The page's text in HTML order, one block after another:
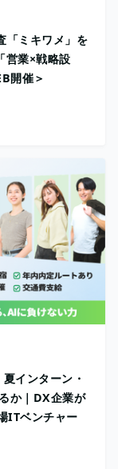
「ミキワメ」を
営業×戦略設
開催＞
インターン・
か｜DX企業が
ITベンチャー